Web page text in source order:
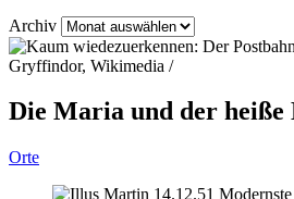
Archiv
Die Maria und der heiße
Orte